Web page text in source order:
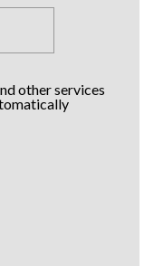
other services